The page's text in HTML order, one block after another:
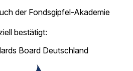
der Fondsgipfel-Akademie
bestätigt:
Board Deutschland